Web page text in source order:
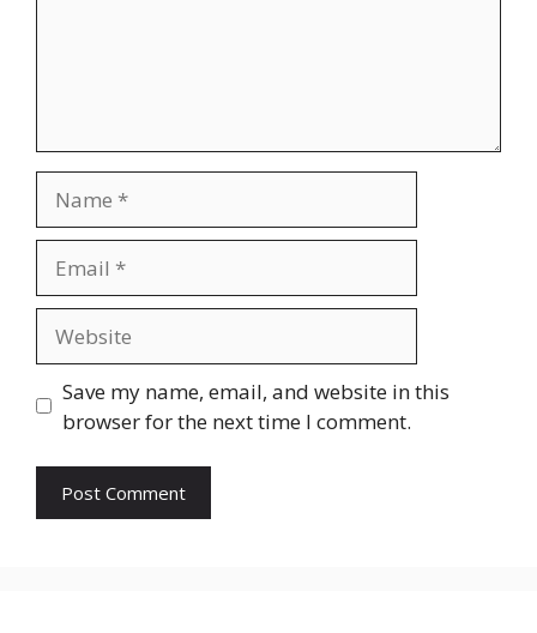
Save my name, email, and website in this
browser for the next time I comment.